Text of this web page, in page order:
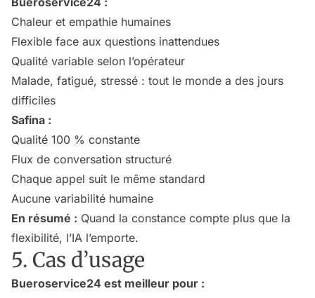
Chaleur et empathie humaines
Flexible face aux questions inattendues
Qualité variable selon l’opérateur
Malade, fatigué, stressé : tout le monde a des jours
difficiles
Safina :
Qualité 100 % constante
Flux de conversation structuré
Chaque appel suit le même standard
Aucune variabilité humaine
En résumé : Quand la constance compte plus que la
flexibilité, l’IA l’emporte.
5. Cas d’usage
Bueroservice24 est meilleur pour :